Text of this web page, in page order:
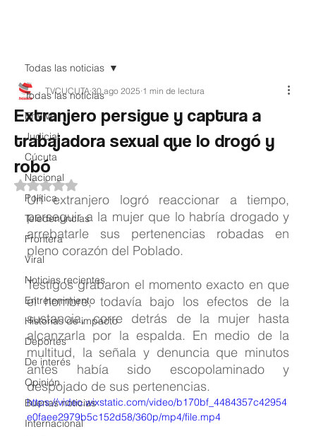
Todas las noticias
EnVivo
Judicial
Cúcuta
Nacional
Política
Teledenuncias
Frontera
Viral
Noticias recientes
Entretenimiento
Historias de impacto
Deportes
De interés
Opinión
Buenas noticias
Internacional
Todas las noticias
Extranjero persigue y captura a
trabajadora sexual que lo drogó y
robó
TVCUCUTA 30 ago 2025 1 min de lectura
Obtuvo NaN de 5 estrellas.
Un extranjero logró reaccionar a tiempo,
perseguir a la mujer que lo habría drogado y
arrebatarle sus pertenencias robadas en
pleno corazón del Poblado.
Testigos grabaron el momento exacto en que
el hombre, todavía bajo los efectos de la
sustancia, corre detrás de la mujer hasta
alcanzarla por la espalda. En medio de la
multitud, la señala y denuncia que minutos
antes había sido escopolaminado y
despojado de sus pertenencias.
https://video.wixstatic.com/video/b170bf_4484357c42954
e0faee2979b5c152d58/360p/mp4/file.mp4